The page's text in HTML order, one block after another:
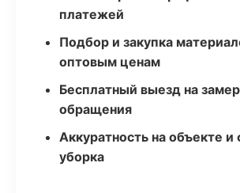
платежей
Подбор и закупка
оптовым ценам
Бесплатный выезд на
обращения
Аккуратность на объекте и
уборка